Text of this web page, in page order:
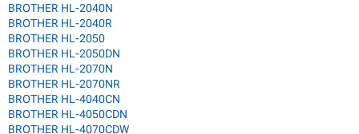
BROTHER HL-2040N
BROTHER HL-2040R
BROTHER HL-2050
BROTHER HL-2050DN
BROTHER HL-2070N
BROTHER HL-2070NR
BROTHER HL-4040CN
BROTHER HL-4050CDN
BROTHER HL-4070CDW